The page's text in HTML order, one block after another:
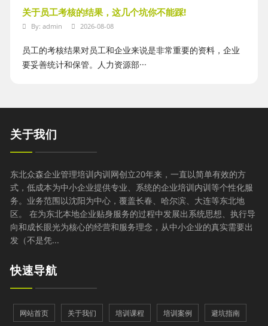
关于员工考核的结果，这几个坑你不能踩!
By:admin 2026-08-08
员工的考核结果对员工和企业来说是非常重要的资料，企业
要妥善统计和保管。人力资源部···
关于我们
东北众森企业管理培训内训网创立20年来，一直以简单有效的方
式，低成本为中小企业提供专业、系统的企业培训内训等个性化服
务。业务范围以沈阳为中心，覆盖长春、哈尔滨、大连等东北地
区。 在为东北本地企业贴身服务的过程中发展出系统思想、执行导
向和成长眼光为核心的经营和服务理念，从中小企业的真实需要出
发（不是凭...
快速导航
网站首页 关于我们 培训课程 培训案例 避坑指南